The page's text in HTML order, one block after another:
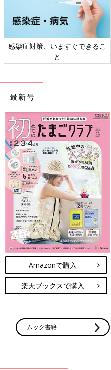
ときの」赤ちゃん・
日本外来
最新号
Amazonで購入
楽天ブックスで購入
ムック書籍